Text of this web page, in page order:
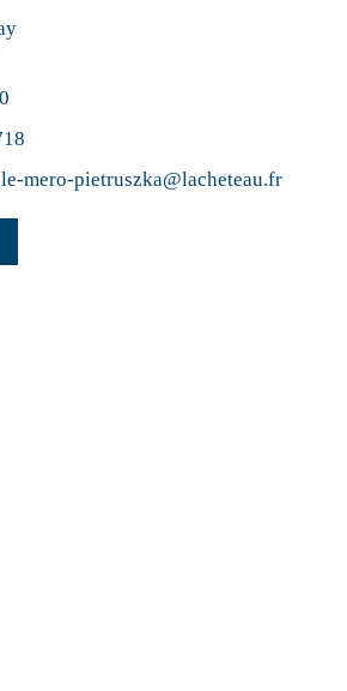
mero-pietruszka@lacheteau.fr